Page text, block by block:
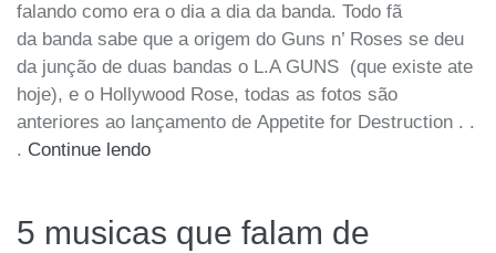
falando como era o dia a dia da banda. Todo fã
da banda sabe que a origem do Guns n’ Roses se deu
da junção de duas bandas o L.A GUNS (que existe ate
hoje), e o Hollywood Rose, todas as fotos são
anteriores ao lançamento de Appetite for Destruction . .
. Continue lendo
5 musicas que falam de